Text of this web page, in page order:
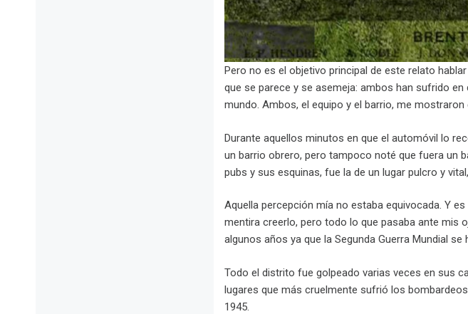
Pero no es el objetivo principal de este relato
que se parece y se asemeja: ambos han sufrido
mundo. Ambos, el equipo y el barrio, me
Durante aquellos minutos en que el automóvil lo
un barrio obrero, pero tampoco noté que fuera un
pubs y sus esquinas, fue la de un lugar pulcro y
Aquella percepción mía no estaba equivocada. Y
mentira creerlo, pero todo lo que pasaba ante mis
algunos años ya que la Segunda Guerra Mundial
Todo el distrito fue golpeado varias veces en sus
lugares que más cruelmente sufrió los
1945.